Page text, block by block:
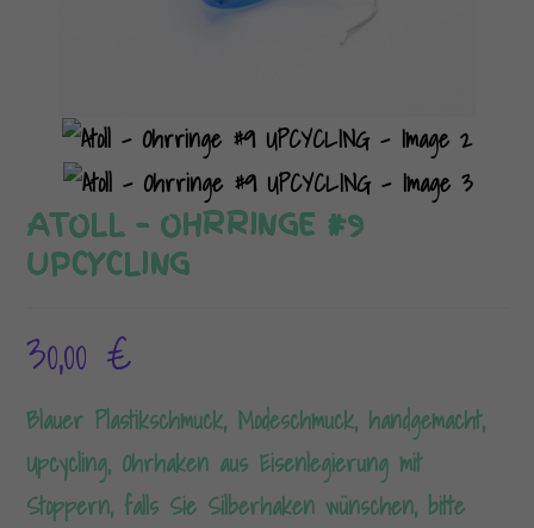
ATOLL – OHRRINGE #9
UPCYCLING
30,00 €
Blauer Plastikschmuck, Modeschmuck, handgemacht,
Upcycling, Ohrhaken aus Eisenlegierung mit
Stoppern, falls Sie Silberhaken wünschen, bitte